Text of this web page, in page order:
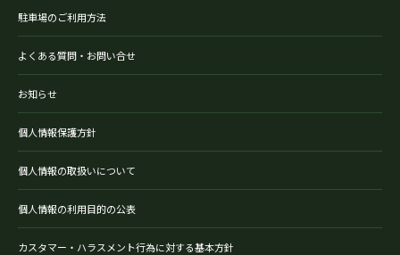
駐車場のご利用方法
よくある質問・お問い合せ
お知らせ
個人情報保護方針
個人情報の取扱いについて
個人情報の利用目的の公表
カスタマー・ハラスメント行為に対する基本方針